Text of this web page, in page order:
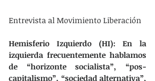
Entrevista al Movimiento Liberación
Hemisferio Izquierdo (HI): En la
izquierda frecuentemente hablamos
de “horizonte socialista”, “pos-
capitalismo”, “sociedad alternativa”,